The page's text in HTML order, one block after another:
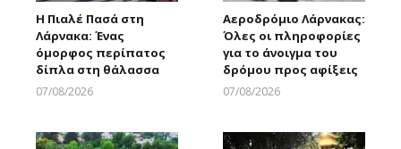
Η Πιαλέ Πασά στη
Λάρνακα: Ένας
όμορφος περίπατος
δίπλα στη θάλασσα
07/08/2026
Αεροδρόμιο Λάρνακας:
Όλες οι πληροφορίες
για το άνοιγμα του
δρόμου προς αφίξεις
07/08/2026